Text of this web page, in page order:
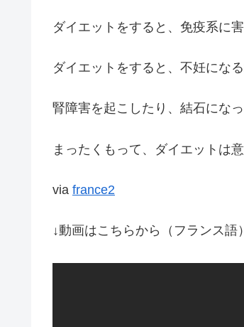
ダイエットをすると、免疫系に害
ダイエットをすると、不妊になる
腎障害を起こしたり、結石になっ
まったくもって、ダイエットは
via france2
↓動画はこちらから（フランス語）